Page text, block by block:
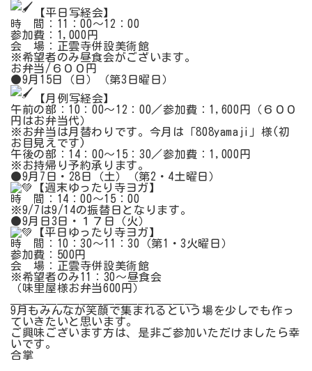
【平日写経会】
時 間：11：00～12：00
参加費：1,000円
会 場：正雲寺併設美術館
※希望者のみ昼食会がございます。
お弁当/６００円
●9月15日（日）（第3日曜日）
【月例写経会】
午前の部：10：00～12：00／参加費：1,600円（６００
円はお弁当代）
※お弁当は月替わりです。今月は「808yamaji」様(初
お目見えです)
午後の部：14：00～15：30／参加費：1,000円
※お持帰り予約承ります。
●9月7日・28日（土）（第2・4土曜日）
【週末ゆったり寺ヨガ】
時 間：14：00～15：00
※9/7は9/14の振替日となります。
●9月日3日・１７日（火）
【平日ゆったり寺ヨガ】
時 間：10：30～11：30（第1・3火曜日）
参加費：500円
会 場：正雲寺併設美術館
※希望者のみ11：30～昼食会
（味里屋様お弁当600円）
9月もみんなが笑顔で集まれるという場を少しでも作っ
ていきたいと思います。
ご興味ございます方は、是非ご参加いただけましたら幸
いです。
合掌